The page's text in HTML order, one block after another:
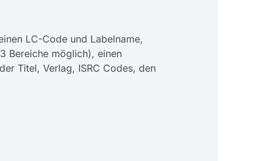
LC-Code und Labelname,
Bereiche möglich), einen
Titel, Verlag, ISRC Codes, den